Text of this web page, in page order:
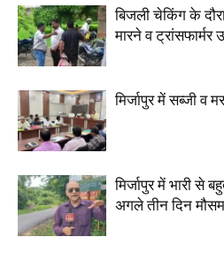
बिजली चेकिंग के
मारने व
मिर्जापुर में सब्जी व
मिर्जापुर में भारी से
अगले तीन दिन